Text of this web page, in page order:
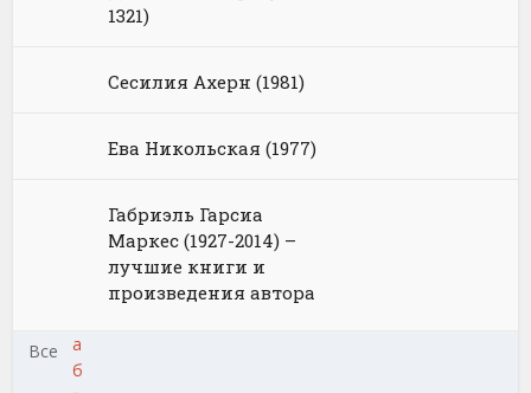
1321)
Сесилия Ахерн (1981)
Ева Никольская (1977)
Габриэль Гарсиа
Маркес (1927-2014) –
лучшие книги и
произведения автора
Все
а
б